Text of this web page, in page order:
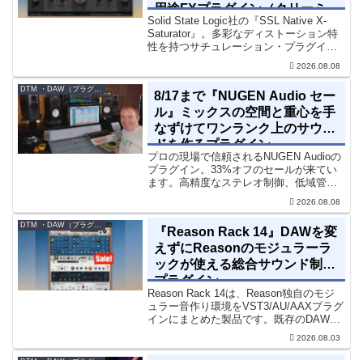
用途FXプラグイン（クリーミ
ィ＆ウォームなサウンド）
Solid State Logic社の『SSL Native X-
Saturator』。多彩なディストーション特
性を持つサチュレーション・プラグイン
です。音楽制作者、エンジニアの間でも
評価の高い製品です。競合するサチュレ
2026.08.08
DTM ・DAW（プラグイン、シンセなど）のセール情報
8/17まで『NUGEN Audio セー
ル』ミックスの空間と重心を手
なずけてワンランク上のサウン
ドを作るプラグイン
プロの現場で信頼されるNUGEN Audioの
プラグイン。33%オフのセールが来てい
ます。高精度なステレオ制御、低域管
理、リバーブツールが揃っています。モ
ノラル再生でも崩さずにミックス全体の
立体感と明瞭さを改善させることができ
ます。現在、全...
2026.08.08
DTM ・DAW（プラグイン、シンセなど）のセール情報
『Reason Rack 14』DAWを変
えずにReasonのモジュラーラ
ックが使える総合サウンド制作
プラグイン
Reason Rack 14は、Reason独自のモジ
ュラー音作り環境をVST3/AU/AAXプラグ
インにまとめた製品です。既存のDAWを
乗り換えることなく、68種類のシンセや
2026.08.03